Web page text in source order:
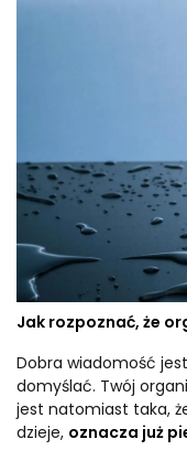
Jak rozpoznać, że
Dobra wiadomość
domyślać. Twój
jest natomiast taka,
dzieje, oznacza już